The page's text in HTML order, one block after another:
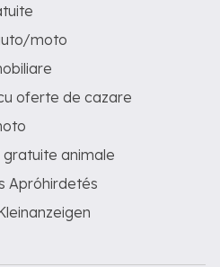
moto
oferte de cazare
gratuite animale
Apróhirdetés